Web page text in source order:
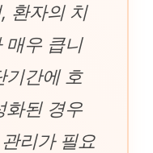
환자의 치
매우 큽니
기간에 호
화된 경우
리가 필요